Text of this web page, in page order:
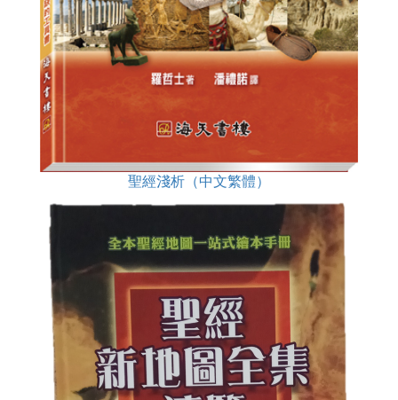
聖經淺析（中文繁體）